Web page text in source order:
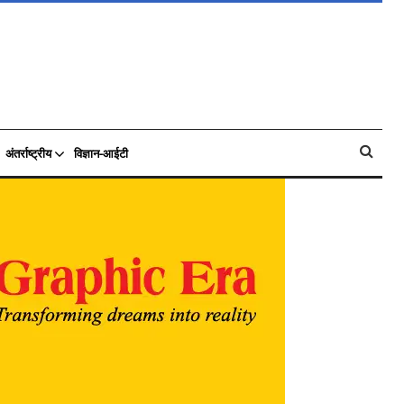
अंतर्राष्ट्रीय विज्ञान-आईटी